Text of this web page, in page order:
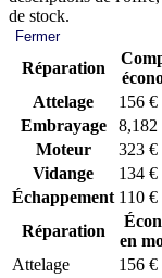
de stock.
Fermer
Réparation
Attelage
156 €
Embrayage
8,182
Moteur
323 €
Vidange
134 €
Échappement 110 €
Réparation
en
Attelage
156 €